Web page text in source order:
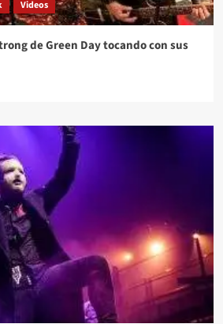
Videos
de Green Day tocando con sus